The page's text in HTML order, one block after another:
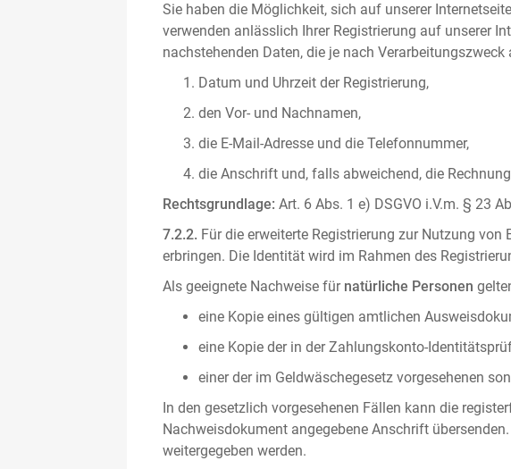
Sie haben die Möglichkeit, sich auf unserer
verwenden anlässlich Ihrer Registrierung auf unserer
nachstehenden Daten, die je nach
Datum und Uhrzeit der Registrierung,
den Vor- und Nachnamen,
die E-Mail-Adresse und die Telefonnummer,
die Anschrift und, falls abweichend, die
Rechtsgrundlage: Art. 6 Abs. 1 e) DSGVO i.V.m. § 23
7.2.2. Für die erweiterte Registrierung zur Nutzung
erbringen. Die Identität wird im Rahmen des
Als geeignete Nachweise für natürliche Personen
eine Kopie eines gültigen amtlichen
eine Kopie der in der Zahlungskonto-
einer der im Geldwäschegesetz vorgesehenen
In den gesetzlich vorgesehenen Fällen kann die
Nachweisdokument angegebene Anschrift
weitergegeben werden.